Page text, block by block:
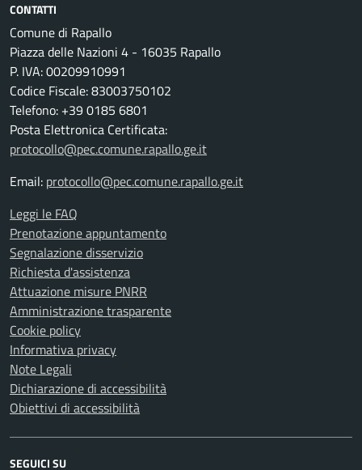
CONTATTI
Comune di Rapallo
Piazza delle Nazioni 4 - 16035 Rapallo
P. IVA: 00209910991
Codice Fiscale: 83003750102
Telefono: +39 0185 6801
Posta Elettronica Certificata:
protocollo@pec.comune.rapallo.ge.it
Email: protocollo@pec.comune.rapallo.ge.it
Leggi le FAQ
Prenotazione appuntamento
Segnalazione disservizio
Richiesta d'assistenza
Attuazione misure PNRR
Amministrazione trasparente
Cookie policy
Informativa privacy
Note Legali
Dichiarazione di accessibilità
Obiettivi di accessibilità
SEGUICI SU